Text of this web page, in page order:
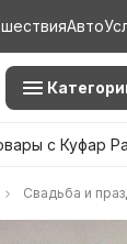
Авто
с Куфар
Свадьба и